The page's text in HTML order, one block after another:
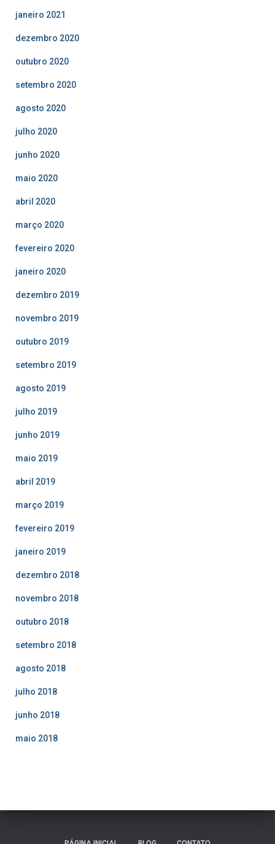
janeiro 2021
dezembro 2020
outubro 2020
setembro 2020
agosto 2020
julho 2020
junho 2020
maio 2020
abril 2020
março 2020
fevereiro 2020
janeiro 2020
dezembro 2019
novembro 2019
outubro 2019
setembro 2019
agosto 2019
julho 2019
junho 2019
maio 2019
abril 2019
março 2019
fevereiro 2019
janeiro 2019
dezembro 2018
novembro 2018
outubro 2018
setembro 2018
agosto 2018
julho 2018
junho 2018
maio 2018